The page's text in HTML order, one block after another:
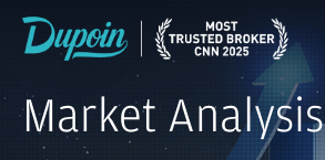
Market Analysis